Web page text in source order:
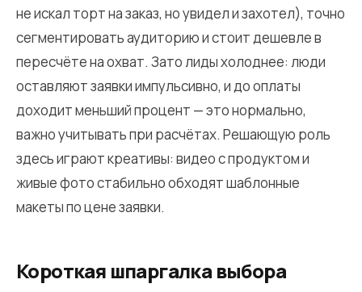
не искал торт на заказ, но увидел и захотел), точно
сегментировать аудиторию и стоит дешевле в
пересчёте на охват. Зато лиды холоднее: люди
оставляют заявки импульсивно, и до оплаты
доходит меньший процент — это нормально,
важно учитывать при расчётах. Решающую роль
здесь играют креативы: видео с продуктом и
живые фото стабильно обходят шаблонные
макеты по цене заявки.
Короткая шпаргалка выбора